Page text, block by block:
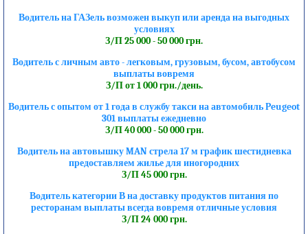
Водитель на ГАЗель возможен выкуп или аренда на выгодных
условиях
З/П 25 000 - 50 000 грн.
Водитель с личным авто - легковым, грузовым, бусом, автобусом
выплаты вовремя
З/П от 1 000 грн./день.
Водитель с опытом от 1 года в службу такси на автомобиль Peugeot
301 выплаты ежедневно
З/П 40 000 - 50 000 грн.
Водитель на автовышку MAN стрела 17 м график шестидневка
предоставляем жилье для иногородних
З/П 45 000 грн.
Водитель категории В на доставку продуктов питания по
ресторанам выплаты всегда вовремя отличные условия
З/П 24 000 грн.